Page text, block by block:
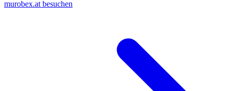
murobex.at besuchen